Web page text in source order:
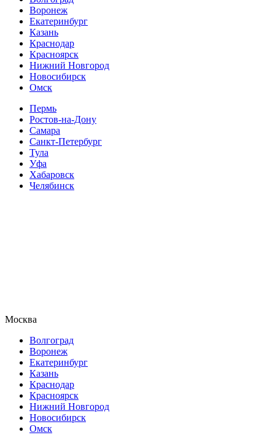
Воронеж
Екатеринбург
Казань
Краснодар
Красноярск
Нижний Новгород
Новосибирск
Омск
Пермь
Ростов-на-Дону
Самара
Санкт-Петербург
Тула
Уфа
Хабаровск
Челябинск
Москва
Волгоград
Воронеж
Екатеринбург
Казань
Краснодар
Красноярск
Нижний Новгород
Новосибирск
Омск